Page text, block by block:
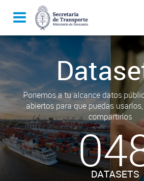
Ponemos a tu alcance datos
abiertos para que puedas
compartirlos
DATASETS